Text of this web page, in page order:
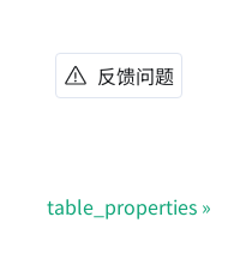
反馈问题
table_properties